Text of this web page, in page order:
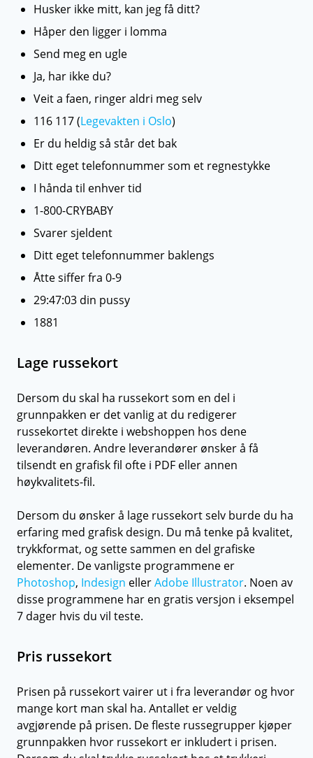
Husker ikke mitt, kan jeg få ditt?
Håper den ligger i lomma
Send meg en ugle
Ja, har ikke du?
Veit a faen, ringer aldri meg selv
116 117 (Legevakten i Oslo)
Er du heldig så står det bak
Ditt eget telefonnummer som et regnestykke
I hånda til enhver tid
1-800-CRYBABY
Svarer sjeldent
Ditt eget telefonnummer baklengs
Åtte siffer fra 0-9
29:47:03 din pussy
1881
Lage russekort
Dersom du skal ha russekort som en del i
grunnpakken er det vanlig at du redigerer
russekortet direkte i webshoppen hos dene
leverandøren. Andre leverandører ønsker å få
tilsendt en grafisk fil ofte i PDF eller annen
høykvalitets-fil.
Dersom du ønsker å lage russekort selv burde du ha
erfaring med grafisk design. Du må tenke på kvalitet,
trykkformat, og sette sammen en del grafiske
elementer. De vanligste programmene er
Photoshop, Indesign ellerAdobe Illustrator. Noen av
disse programmene har en gratis versjon i eksempel
7 dager hvis du vil teste.
Pris russekort
Prisen på russekort vairer ut i fra leverandør og hvor
mange kort man skal ha. Antallet er veldig
avgjørende på prisen. De fleste russegrupper kjøper
grunnpakken hvor russekort er inkludert i prisen.